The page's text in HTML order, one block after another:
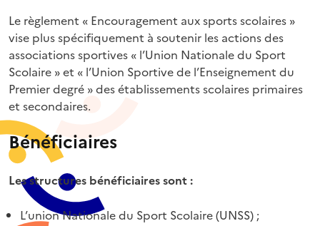
Le règlement « Encouragement aux sports scolaires »
vise plus spécifiquement à soutenir les actions des
associations sportives « l’Union Nationale du Sport
Scolaire » et « l’Union Sportive de l’Enseignement du
Premier degré » des établissements scolaires primaires
et secondaires.
Bénéficiaires
Les structures bénéficiaires sont :
L’union Nationale du Sport Scolaire (UNSS) ;